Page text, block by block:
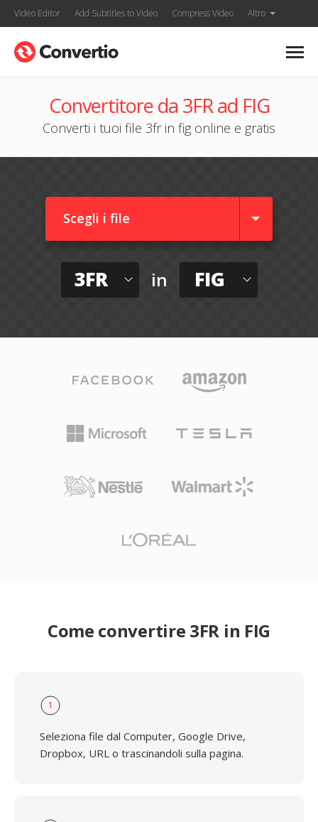
Video Editor Add Subtitles to Video Compress Video Altro
Convertitore da 3FR ad FIG
Converti i tuoi file 3fr in fig online e gratis
Scegli i file
3FR in FIG
Come convertire 3FR in FIG
1
Seleziona file dal Computer, Google Drive,
Dropbox, URL o trascinandoli sulla pagina.